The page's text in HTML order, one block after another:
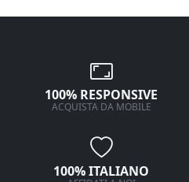
100% RESPONSIVE
ACQUISTA DA MOBILE
100% ITALIANO